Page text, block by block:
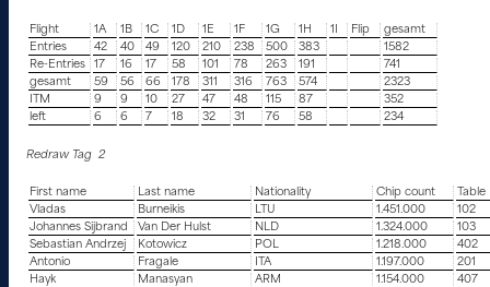
Flight 1A 1B 1C 1D 1E 1F 1G 1H 1I Flip
gesamt
Entries
42 40 49 120 210 238 500 383
1582
Re-Entries
17 16 17 58 101 78 263 191
741
gesamt
59 56 66 178 311 316 763 574
2323
ITM
9 9 10 27 47 48 115 87
352
left
6 6 7 18 32 31 76 58 234
Redraw Tag 2
First name Last name Nationality Chip count
Table
Vladas
Burneikis LTU 1.451.000
102
Johannes Sijbrand
Van Der Hulst NLD 1.324.000
103
Sebastian Andrzej
Kotowicz POL 1.218.000
402
Antonio
Fragale ITA 1.197.000
201
Hayk
Manasyan ARM 1.154.000
407